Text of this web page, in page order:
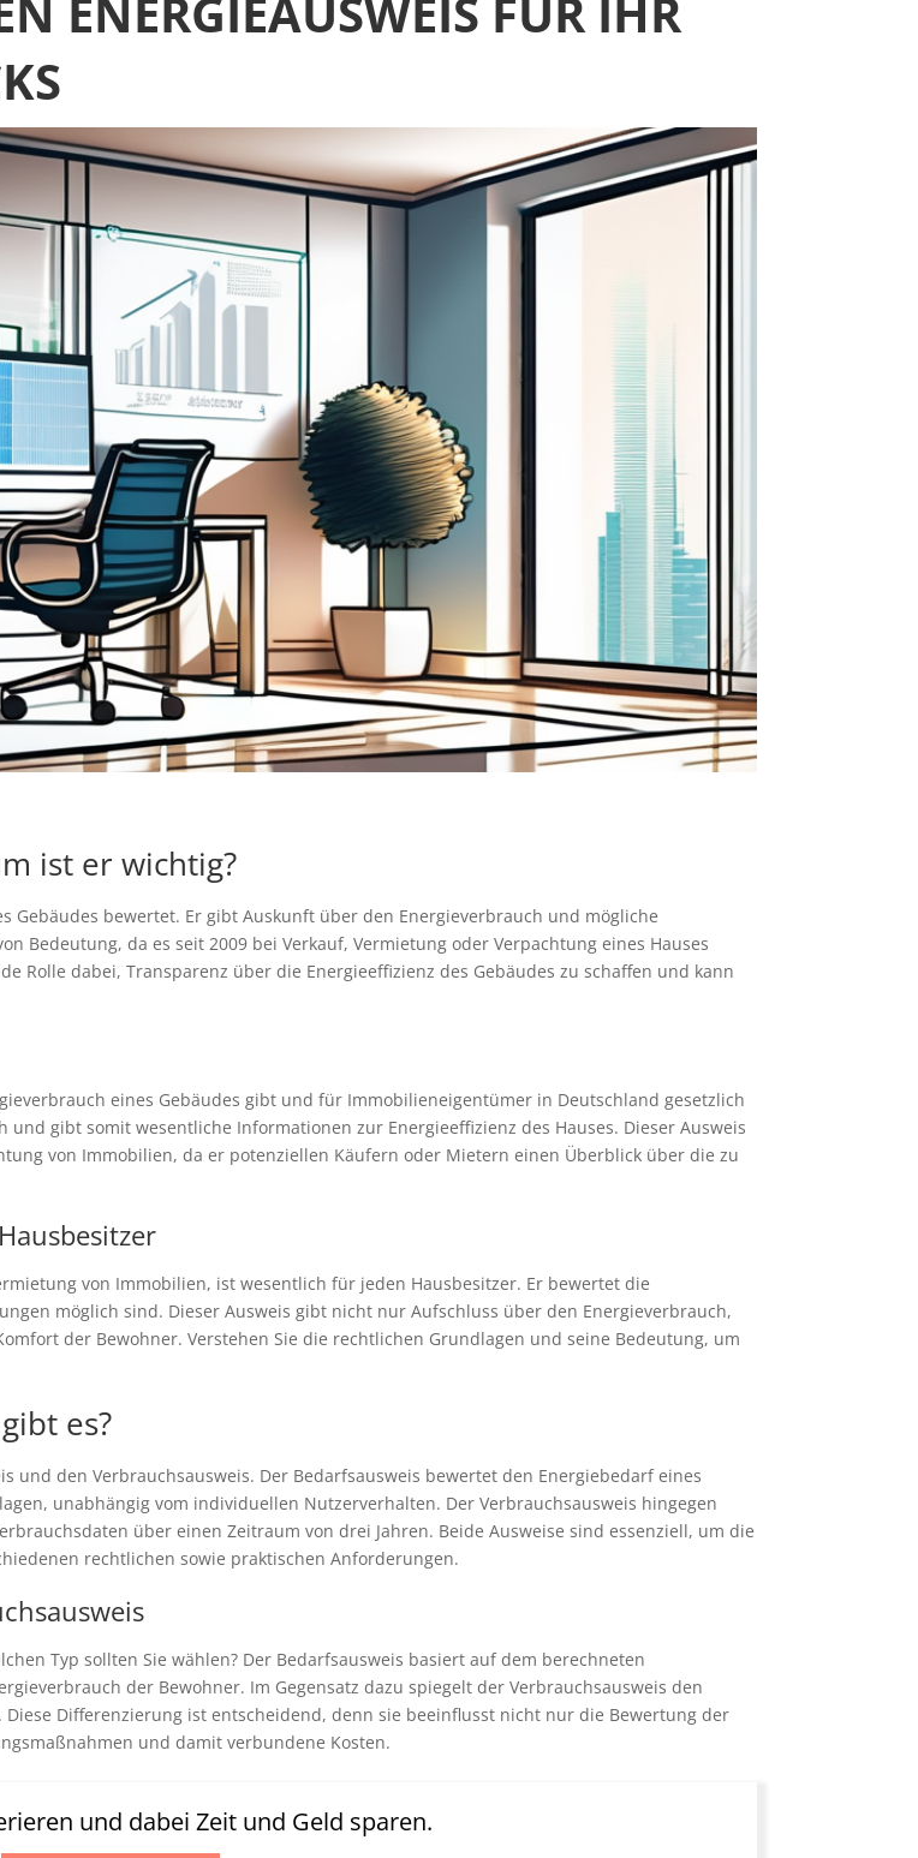
ENERGIEAUSWEIS FÜR IHR
ist er wichtig?
Gebäudes bewertet. Er gibt Auskunft über den Energieverbrauch und mögliche
Bedeutung, da es seit 2009 bei Verkauf, Vermietung oder Verpachtung eines Hauses
Rolle dabei, Transparenz über die Energieeffizienz des Gebäudes zu schaffen und kann
eines Gebäudes gibt und für Immobilieneigentümer in Deutschland gesetzlich
gibt somit wesentliche Informationen zur Energieeffizienz des Hauses. Dieser Ausweis
von Immobilien, da er potenziellen Käufern oder Mietern einen Überblick über die zu
von Immobilien, ist wesentlich für jeden Hausbesitzer. Er bewertet die
möglich sind. Dieser Ausweis gibt nicht nur Aufschluss über den Energieverbrauch,
der Bewohner. Verstehen Sie die rechtlichen Grundlagen und seine Bedeutung, um
es?
und den Verbrauchsausweis. Der Bedarfsausweis bewertet den Energiebedarf eines
unabhängig vom individuellen Nutzerverhalten. Der Verbrauchsausweis hingegen
über einen Zeitraum von drei Jahren. Beide Ausweise sind essenziell, um die
rechtlichen sowie praktischen Anforderungen.
Typ sollten Sie wählen? Der Bedarfsausweis basiert auf dem berechneten
der Bewohner. Im Gegensatz dazu spiegelt der Verbrauchsausweis den
Differenzierung ist entscheidend, denn sie beeinflusst nicht nur die Bewertung der
und damit verbundene Kosten.
und dabei Zeit und Geld sparen.